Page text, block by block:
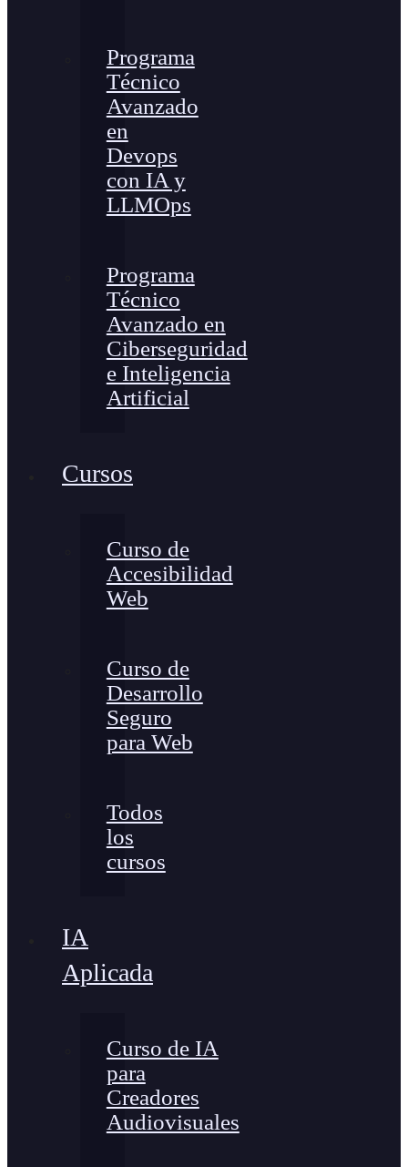
Programa
Técnico
Avanzado
en
Devops
con IA y
LLMOps
Programa
Técnico
Avanzado en
Ciberseguridad
e Inteligencia
Artificial
Cursos
Curso de
Accesibilidad
Web
Curso de
Desarrollo
Seguro
para Web
Todos
los
cursos
IA
Aplicada
Curso de IA
para
Creadores
Audiovisuales